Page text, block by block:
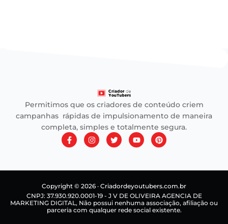
Permitimos que os criadores de conteúdo criem
campanhas rápidas de impulsionamento de maneira
completa, simples e totalmente segura.
F
a
c
o
k
-
f
I
n
s
g
r
a
m
T
w
i
e
r
Y
o
u
b
P
i
n
r
s
t
Copyright © 2026 · Criadordeyoutubers.com.br
CNPJ: 37.930.920.0001-19 - J V DE OLIVEIRA AGENCIA DE
MARKETING DIGITAL, Não possui nenhuma associação, afiliação ou
parceria com qualquer rede social existente.